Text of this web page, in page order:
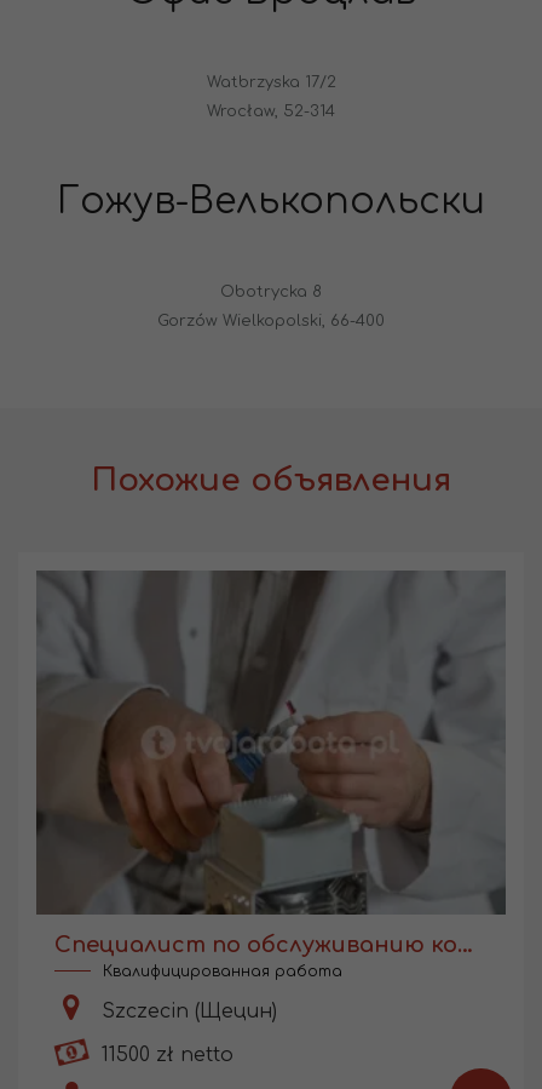
Watbrzyska 17/2
Wrocław, 52-314
Гожув-Велькопольски
Obotrycka 8
Gorzów Wielkopolski, 66-400
Похожие объявления
Специалист по обслуживанию компрессоров для мед. оборудования
Квалифицированная работа
Szczecin (Щецин)
11500 zł netto